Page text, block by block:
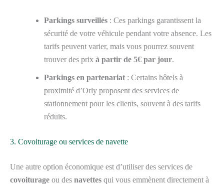
Parkings surveillés : Ces parkings garantissent la
sécurité de votre véhicule pendant votre absence. Les
tarifs peuvent varier, mais vous pourrez souvent
trouver des prix à partir de 5€ par jour.
Parkings en partenariat : Certains hôtels à
proximité d’Orly proposent des services de
stationnement pour les clients, souvent à des tarifs
réduits.
3. Covoiturage ou services de navette
Une autre option économique est d’utiliser des services de
covoiturage ou des navettes qui vous emmènent directement à